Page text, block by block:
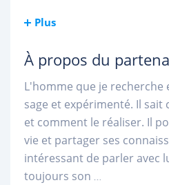
Plus
À propos du
L'homme que je
sage et expérimenté. Il sait
et comment le réaliser. Il
vie et partager ses
intéressant de parler avec
toujours son ...